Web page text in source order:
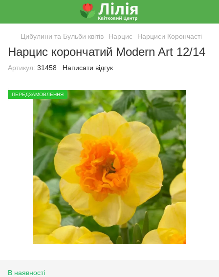
Цибулини та Бульби квітів Нарцис Нарциси Корончасті
Нарцис корончатий Modern Art 12/14
Артикул: 31458 Написати відгук
ПЕРЕДЗАМОВЛЕННЯ
В наявності